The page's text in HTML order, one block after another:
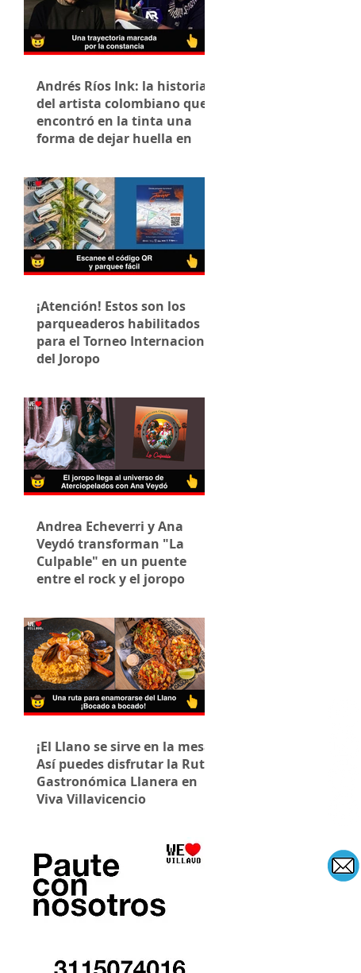
Andrés Ríos Ink: la historia
del artista colombiano que
encontró en la tinta una
forma de dejar huella en
¡Atención! Estos son los
parqueaderos habilitados
para el Torneo Internacional
del Joropo
Andrea Echeverri y Ana
Veydó transforman "La
Culpable" en un puente
entre el rock y el joropo
¡El Llano se sirve en la mesa!
Así puedes disfrutar la Ruta
Gastronómica Llanera en
Viva Villavicencio